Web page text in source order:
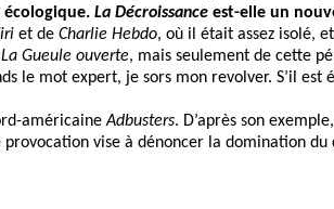
écologique. La Décroissance est-elle un
et de Charlie Hebdo, où il était assez isolé,
La Gueule ouverte, mais seulement de cette
le mot expert, je sors mon revolver. S’il
américaineAdbusters. D’après son
vise à dénoncer la domination